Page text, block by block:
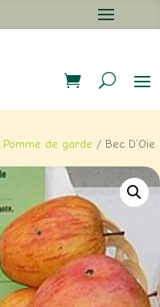
Pomme de garde / Bec D’Oie